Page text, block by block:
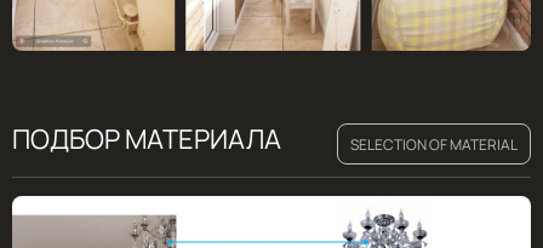
ПОДБОР МАТЕРИАЛА SELECTION OF MATERIAL